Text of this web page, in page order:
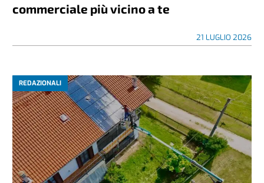
commerciale più vicino a te
21 LUGLIO 2026
REDAZIONALI